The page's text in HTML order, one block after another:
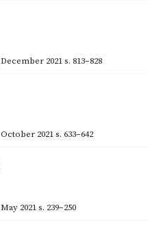
December 2021s. 813–828
October 2021s. 633–642
May 2021s. 239–250